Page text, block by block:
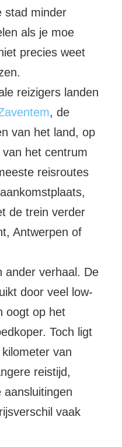
stad minder
als je moe
precies weet
reizigers landen
, de
van het land, op
het centrum
reisroutes
de trein verder
Antwerpen of
ander verhaal. De
door veel low-
oogt op het
Toch ligt
van
reistijd,
vaak